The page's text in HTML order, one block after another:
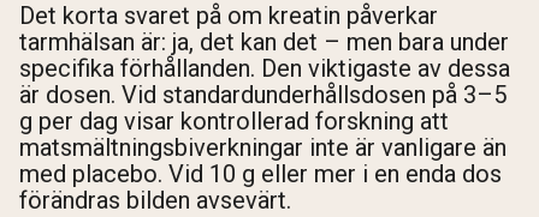
Det korta svaret på om kreatin påverkar
tarmhälsan är: ja, det kan det – men bara under
specifika förhållanden. Den viktigaste av dessa
är dosen. Vid standardunderhållsdosen på 3–5
g per dag visar kontrollerad forskning att
matsmältningsbiverkningar inte är vanligare än
med placebo. Vid 10 g eller mer i en enda dos
förändras bilden avsevärt.